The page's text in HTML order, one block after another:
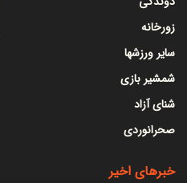
زورخانه
سایر ورزشها
شمشیر بازی
شنای آزاد
صحرانوردی
خبرهای اخیر